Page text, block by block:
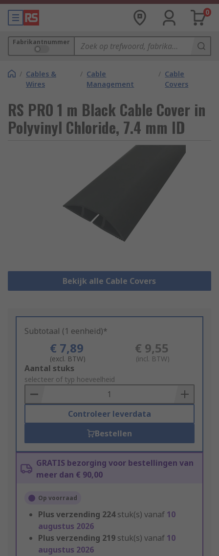
0
Fabrikantnummer
/ Cables &
Wires
/ Cable
Management
/ Cable
Covers
RS PRO 1 m Black Cable Cover in
Polyvinyl Chloride, 7.4 mm ID
Bekijk alle Cable Covers
Subtotaal (1 eenheid)*
€ 7,89
(excl. BTW)
€ 9,55
(incl. BTW)
Add
to
Basket
Aantal stuks
selecteer of typ hoeveelheid
Controleer leverdata
Bestellen
GRATIS bezorging voor bestellingen van
meer dan € 90,00
Op voorraad
Plus verzending 224stuk(s) vanaf 10
augustus 2026
Plus verzending 219 stuk(s) vanaf 10
augustus 2026